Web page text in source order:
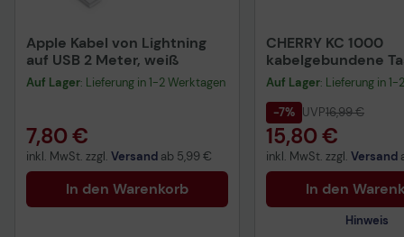
Apple Kabel von Lightning
auf USB 2 Meter, weiß
Auf Lager: Lieferung in 1-2 Werktagen
7,80 €
inkl. MwSt. zzgl. Versand ab 5,99 €
In den Warenkorb
CHERRY KC 1000
kabelgebundene
QWERTZ DE -
Auf Lager: Lieferung in
-7% UVP16,99 €
15,80 €
inkl. MwSt. zzgl. Versand
In den
Hinweis